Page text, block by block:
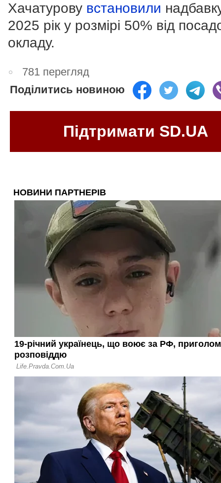
Хачатурову встановили
2025 рік у розмірі 50% від
окладу.
781 перегляд
Поділитись новиною
Підтримати SD.UA